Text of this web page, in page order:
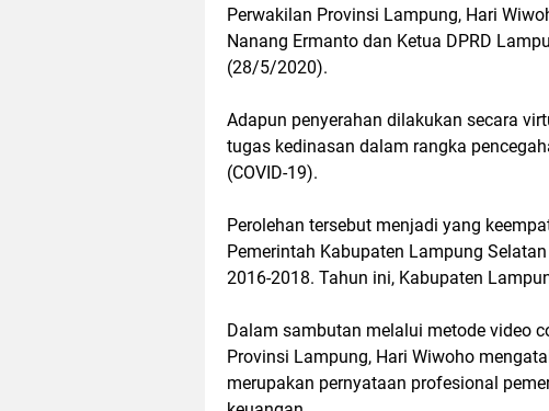
Perwakilan Provinsi Lampung, Hari
Nanang Ermanto dan Ketua DPRD
(28/5/2020).
Adapun penyerahan dilakukan secara
tugas kedinasan dalam rangka
(COVID-19).
Perolehan tersebut menjadi yang
Pemerintah Kabupaten Lampung
2016-2018. Tahun ini, Kabupaten
Dalam sambutan melalui metode video
Provinsi Lampung, Hari Wiwoho
merupakan pernyataan profesional